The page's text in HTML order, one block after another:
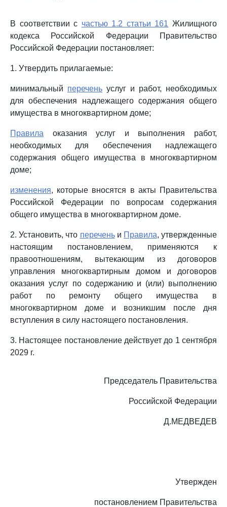
В соответствии с частью 1.2 статьи 161 Жилищного
кодекса Российской Федерации Правительство
Российской Федерации постановляет:
1. Утвердить прилагаемые:
минимальный перечень услуг и работ, необходимых
для обеспечения надлежащего содержания общего
имущества в многоквартирном доме;
Правила оказания услуг и выполнения работ,
необходимых для обеспечения надлежащего
содержания общего имущества в многоквартирном
доме;
изменения, которые вносятся в акты Правительства
Российской Федерации по вопросам содержания
общего имущества в многоквартирном доме.
2. Установить, что переченьи Правила, утвержденные
настоящим постановлением, применяются к
правоотношениям, вытекающим из договоров
управления многоквартирным домом и договоров
оказания услуг по содержанию и (или) выполнению
работ по ремонту общего имущества в
многоквартирном доме и возникшим после дня
вступления в силу настоящего постановления.
3. Настоящее постановление действует до 1 сентября
2029 г.
Председатель Правительства
Российской Федерации
Д.МЕДВЕДЕВ
Утвержден
постановлением Правительства